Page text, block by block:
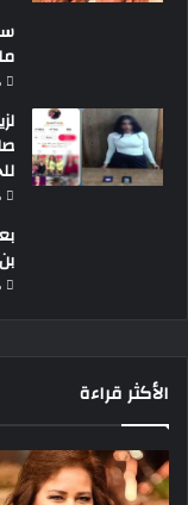
الأكثر قراءة